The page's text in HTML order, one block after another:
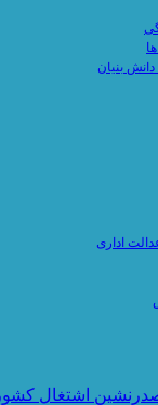
بنیان
اداری
اشتغال